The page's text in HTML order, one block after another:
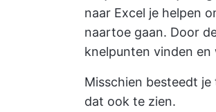
naar Excel je helpen
naartoe gaan. Door
knelpunten vinden
Misschien besteedt
dat ook te zien.